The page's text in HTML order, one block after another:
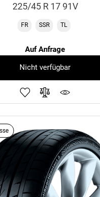
225/45 R 17 91V
FR SSR TL
Auf Anfrage
Nicht verfügbar